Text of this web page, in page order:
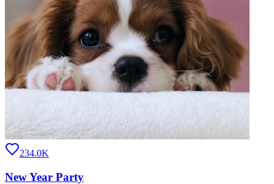
234.0K
New Year Party